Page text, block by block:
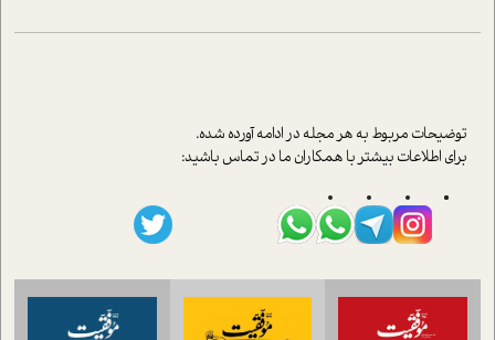
توضيحات مربوط به هر مجله در ادامه آورده شده.
براي اطلاعات بيشتر با همکاران ما در تماس باشيد: